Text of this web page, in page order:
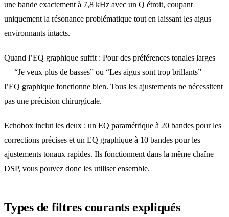
une bande exactement à 7,8 kHz avec un Q étroit, coupant
uniquement la résonance problématique tout en laissant les aigus
environnants intacts.
Quand l’EQ graphique suffit : Pour des préférences tonales larges
— “Je veux plus de basses” ou “Les aigus sont trop brillants” —
l’EQ graphique fonctionne bien. Tous les ajustements ne nécessitent
pas une précision chirurgicale.
Echobox inclut les deux : un EQ paramétrique à 20 bandes pour les
corrections précises et un EQ graphique à 10 bandes pour les
ajustements tonaux rapides. Ils fonctionnent dans la même chaîne
DSP, vous pouvez donc les utiliser ensemble.
Types de filtres courants expliqués